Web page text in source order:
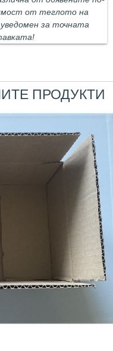
от теглото на
за точната
ПРОДУКТИ